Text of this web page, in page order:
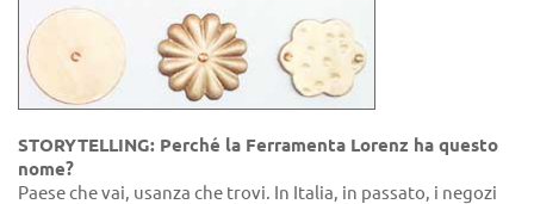
STORYTELLING: Perché la Ferramenta Lorenz ha questo
nome?
Paese che vai, usanza che trovi. In Italia, in passato, i negozi